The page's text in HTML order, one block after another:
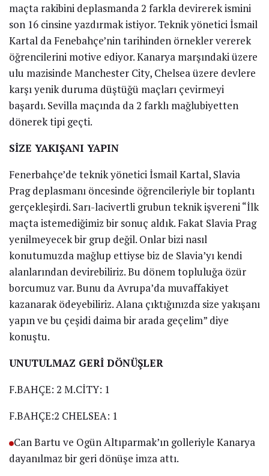
maçta rakibini deplasmanda 2 farkla devirerek ismini
son 16 cinsine yazdırmak istiyor. Teknik yönetici İsmail
Kartal da Fenebahçe’nin tarihinden örnekler vererek
öğrencilerini motive ediyor. Kanarya marşındaki üzere
ulu mazisinde Manchester City, Chelsea üzere devlere
karşı yenik duruma düştüğü maçları çevirmeyi
başardı. Sevilla maçında da 2 farklı mağlubiyetten
dönerek tipi geçti.
SİZE YAKIŞANI YAPIN
Fenerbahçe’de teknik yönetici İsmail Kartal, Slavia
Prag deplasmanı öncesinde öğrencileriyle bir toplantı
gerçekleşirdi. Sarı-lacivertli grubun teknik işvereni “İlk
maçta istemediğimiz bir sonuç aldık. Fakat Slavia Prag
yenilmeyecek bir grup değil. Onlar bizi nasıl
konutumuzda mağlup ettiyse biz de Slavia’yı kendi
alanlarından devirebiliriz. Bu dönem topluluğa özür
borcumuz var. Bunu da Avrupa’da muvaffakiyet
kazanarak ödeyebiliriz. Alana çıktığınızda size yakışanı
yapın ve bu çeşidi daima bir arada geçelim” diye
konuştu.
UNUTULMAZ GERİ DÖNÜŞLER
F.BAHÇE: 2 M.CİTY: 1
F.BAHÇE:2 CHELSEA: 1
Can Bartu ve Ogün Altıparmak’ın golleriyle Kanarya
dayanılmaz bir geri dönüşe imza attı.